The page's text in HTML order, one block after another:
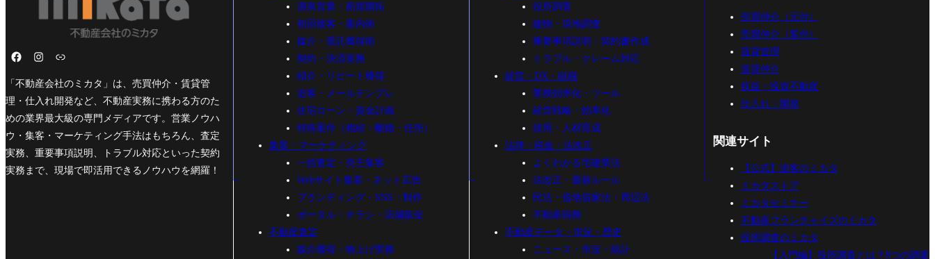
「不動産会社のミカタ」は、売買仲介・賃貸管
理・仕入れ開発など、不動産実務に携わる方のた
めの業界最大級の専門メディアです。営業ノウハ
ウ・集客・マーケティング手法はもちろん、査定
実務、重要事項説明、トラブル対応といった契約
実務まで、現場で即活用できるノウハウを網羅！
源泉営業・新規開拓
初回接客・案内術
媒介・受託獲得術
契約・決済実務
紹介・リピート獲得
追客・メールテンプレ
住宅ローン・資金計画
特殊案件（相続・離婚・任売）
集客・マーケティング
一括査定・売主集客
Webサイト集客・ネット広告
ブランディング・SNS・制作
ポータル・チラシ・店舗販促
不動産査定
媒介獲得・物上げ実務
役所調査
建物・現地調査
重要事項説明・契約書作成
トラブル・クレーム対応
経営・DX・組織
業務効率化・ツール
経営戦略・効率化
採用・人材育成
法律・税金・法改正
よくわかる宅建業法
法改正・最新ルール
民法・借地借家法・周辺法
不動産税務
不動産データ・市況・歴史
ニュース・市況・統計
売買仲介（元付）
売買仲介（客付）
賃貸管理
賃貸仲介
収益・投資不動産
仕入れ・開発
関連サイト
【公式】追客のミカタ
ミカタストア
ミカタセミナー
不動産フランチャイズのミカタ
役所調査のミカタ
【入門編】役所調査とは？8つの調査